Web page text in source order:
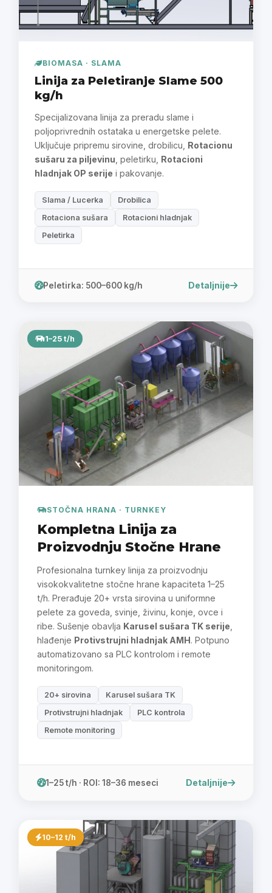
BIOMASA · SLAMA
Linija za Peletiranje Slame 500
kg/h
Specijalizovana linija za preradu slame i
poljoprivrednih ostataka u energetske pelete.
Uključuje pripremu sirovine, drobilicu, Rotacionu
sušaru za piljevinu , peletirku, Rotacioni
hladnjak OP serije i pakovanje.
Slama / Lucerka
Drobilica
Rotaciona sušara
Rotacioni hladnjak
Peletirka
Peletirka: 500–600 kg/h Detaljnije
1–25 t/h
STOČNA HRANA · TURNKEY
Kompletna Linija za
Proizvodnju Stočne Hrane
Profesionalna turnkey linija za proizvodnju
visokokvalitetne stočne hrane kapaciteta 1–25
t/h. Prerađuje 20+ vrsta sirovina u uniformne
pelete za goveda, svinje, živinu, konje, ovce i
ribe. Sušenje obavlja Karusel sušara TK serije
hlađenje Protivstrujni hladnjak AMH. Potpuno
automatizovano sa PLC kontrolom i remote
monitoringom.
20+ sirovina
Karusel sušara TK
Protivstrujni hladnjak
PLC kontrola
Remote monitoring
1–25 t/h · ROI: 18–36 meseci Detaljnije
10–12 t/h